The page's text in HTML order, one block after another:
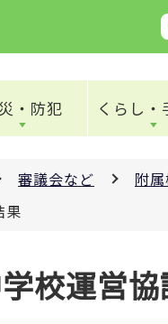
・防犯 くらし・
審議会など 附
果
校運営